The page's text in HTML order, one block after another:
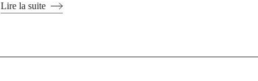
Lire la suite